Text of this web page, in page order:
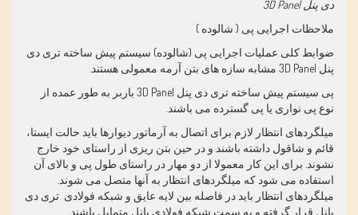
دی پنل3D Panel
ملاحظات اجرایی پی ( شالوده )
ضوابط کلی عملیات اجرایی پی (شالوده) سیستم پیش ساخته تری دی
پنل 3D Panel مشابه سازه های بتن آرمه معمولی هستند.
پی سیستم پیش ساخته تری دی پنل 3D Panel باربر به طور عمده از
نوع پی نواری یا پی گسترده می باشند.
میلگردهای انتظار لازم برای اتصال به آرماتور دیوارها باید حالت ایستا،
قائم و شاقول داشته باشند و در حین بتن ریزی از راستای خود خارج
نشوند. برای این کار معمولا از دو مهار در راستای طول پی و بالای آن
استفاده می شود که میلگردهای انتظار به آنها متصل می شوند.
میلگردهای انتظار باید در فاصله بین لایه عایق و شبکه فولادی تری دی
پانل قرار گرفته و به سمت شبکه فولادی پانل متمایل باشند.